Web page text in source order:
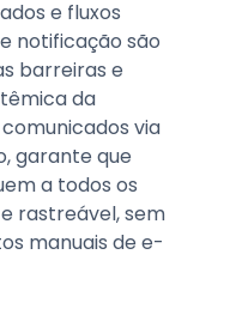
e fluxos
notificação são
barreiras e
da
via
garante que
a todos os
rastreável, sem
manuais de e-